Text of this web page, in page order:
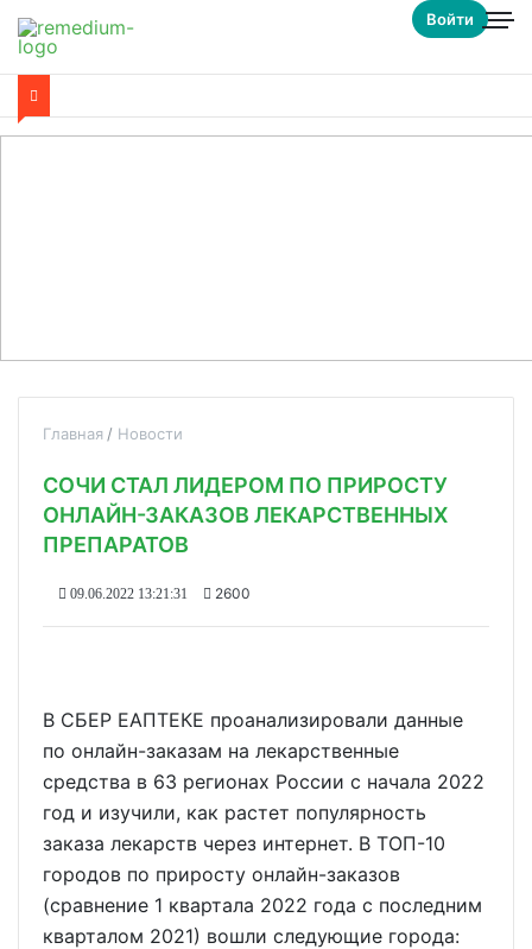
Войти
Главная Новости
СОЧИ СТАЛ ЛИДЕРОМ ПО ПРИРОСТУ
ОНЛАЙН-ЗАКАЗОВ ЛЕКАРСТВЕННЫХ
ПРЕПАРАТОВ
09.06.2022 13:21:31 2600
В СБЕР ЕАПТЕКЕ проанализировали данные
по онлайн-заказам на лекарственные
средства в 63 регионах России с начала 2022
год и изучили, как растет популярность
заказа лекарств через интернет. В ТОП-10
городов по приросту онлайн-заказов
(сравнение 1 квартала 2022 года с последним
кварталом 2021) вошли следующие города: